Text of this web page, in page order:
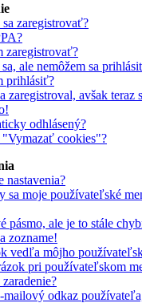
zaregistrovať?
zaregistrovať?
ale nemôžem sa
prihlásiť?
zaregistroval, avšak teraz
odhlásený?
cookies"?
nastavenia?
sa moje používateľské
pásmo, ale je to stále
zozname!
vedľa môjho
pri používateľskom
odkaz